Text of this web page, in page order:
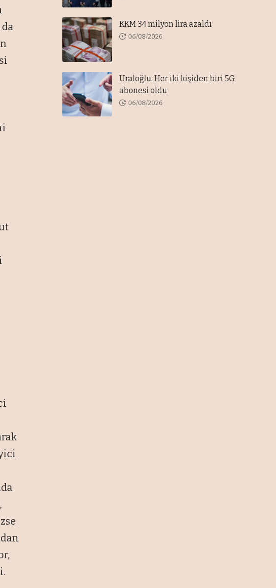
KKM 34 milyon lira azaldı
06/08/2026
Uraloğlu: Her iki kişiden biri 5G
abonesi oldu
06/08/2026